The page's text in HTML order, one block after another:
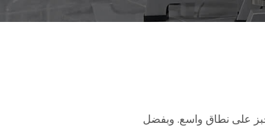
على نطاق واسع. وبفضل